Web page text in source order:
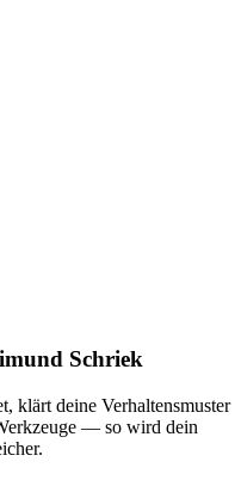
Schriek
klärt deine Verhaltensmuster
— so wird dein